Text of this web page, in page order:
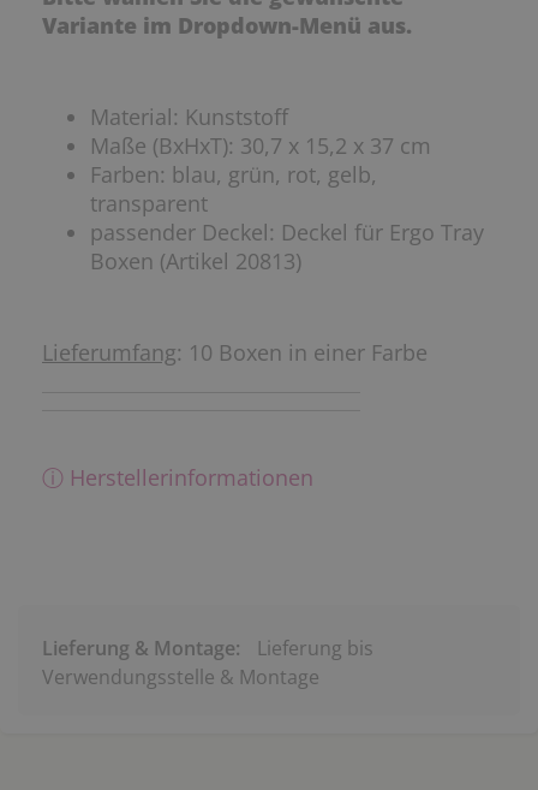
Variante im Dropdown-Menü aus.
Material: Kunststoff
Maße (BxHxT): 30,7 x 15,2 x 37 cm
Farben: blau, grün, rot, gelb,
transparent
passender Deckel: Deckel für Ergo Tray
Boxen (Artikel 20813)
Lieferumfang: 10 Boxen in einer Farbe
ⓘ Herstellerinformationen
Lieferung & Montage:
Lieferung bis
Verwendungsstelle & Montage